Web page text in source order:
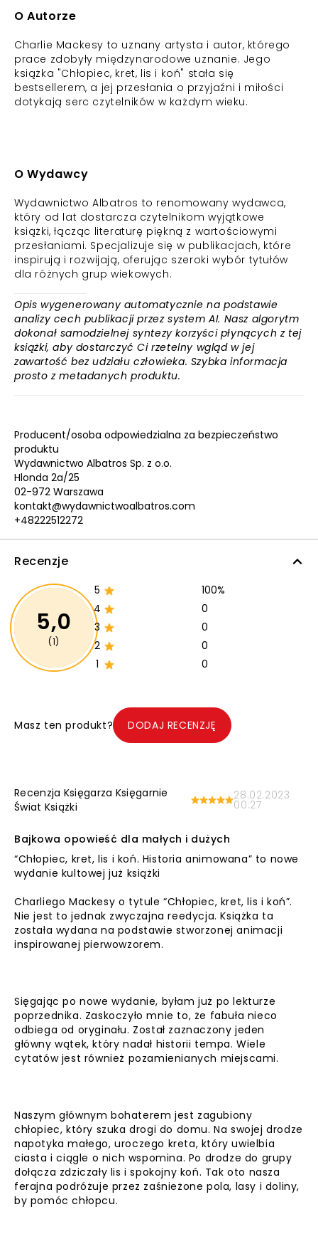
O Autorze
Charlie Mackesy to uznany artysta i autor, którego
prace zdobyły międzynarodowe uznanie. Jego
książka "Chłopiec, kret, lis i koń" stała się
bestsellerem, a jej przesłania o przyjaźni i miłości
dotykają serc czytelników w każdym wieku.
O Wydawcy
Wydawnictwo Albatros to renomowany wydawca,
który od lat dostarcza czytelnikom wyjątkowe
książki, łącząc literaturę piękną z wartościowymi
przesłaniami. Specjalizuje się w publikacjach, które
inspirują i rozwijają, oferując szeroki wybór tytułów
dla różnych grup wiekowych.
Opis wygenerowany automatycznie na podstawie
analizy cech publikacji przez system AI. Nasz algorytm
dokonał samodzielnej syntezy korzyści płynących z tej
książki, aby dostarczyć Ci rzetelny wgląd w jej
zawartość bez udziału człowieka. Szybka informacja
prosto z metadanych produktu.
Producent/osoba odpowiedzialna za bezpieczeństwo
produktu
Wydawnictwo Albatros Sp. z o.o.
Hlonda 2a/25
02-972 Warszawa
kontakt@wydawnictwoalbatros.com
+48222512272
Recenzje
5,0
(1)
5
100%
4
0
3
0
2
0
1
0
Masz ten produkt? DODAJ RECENZJĘ
Recenzja Księgarza Księgarnie
Świat Książki
28.02.2023
00:27
Bajkowa opowieść dla małych i dużych
“Chłopiec, kret, lis i koń. Historia animowana” to nowe
wydanie kultowej już książki
Charliego Mackesy o tytule “Chłopiec, kret, lis i koń”.
Nie jest to jednak zwyczajna reedycja. Książka ta
została wydana na podstawie stworzonej animacji
inspirowanej pierwowzorem.
Sięgając po nowe wydanie, byłam już po lekturze
poprzednika. Zaskoczyło mnie to, że fabuła nieco
odbiega od oryginału. Został zaznaczony jeden
główny wątek, który nadał historii tempa. Wiele
cytatów jest również pozamienianych miejscami.
Naszym głównym bohaterem jest zagubiony
chłopiec, który szuka drogi do domu. Na swojej drodze
napotyka małego, uroczego kreta, który uwielbia
ciasta i ciągle o nich wspomina. Po drodze do grupy
dołącza zdziczały lis i spokojny koń. Tak oto nasza
ferajna podróżuje przez zaśnieżone pola, lasy i doliny,
by pomóc chłopcu.